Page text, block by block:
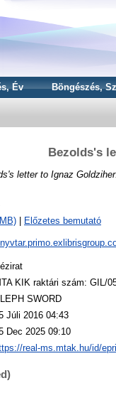
Év Böngészés,
Bezolds's
letter to Ignaz
Előzetes bemutató
KIK raktári szám: GIL/
SWORD
Júli 2016 04:43
Dec 2025 09:10
real-ms.mtak.hu/id/